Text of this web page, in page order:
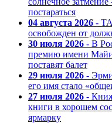
постараться
04 августа 2026 -
освобожден от
30 июля 2026 - В
премию имени Майи
поставят балет
29 июля 2026 -
его имя стало
27 июля 2026 -
книги в хорошем
ярмарку